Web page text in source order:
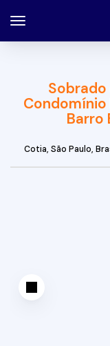
Barro
Cotia, São Paulo,